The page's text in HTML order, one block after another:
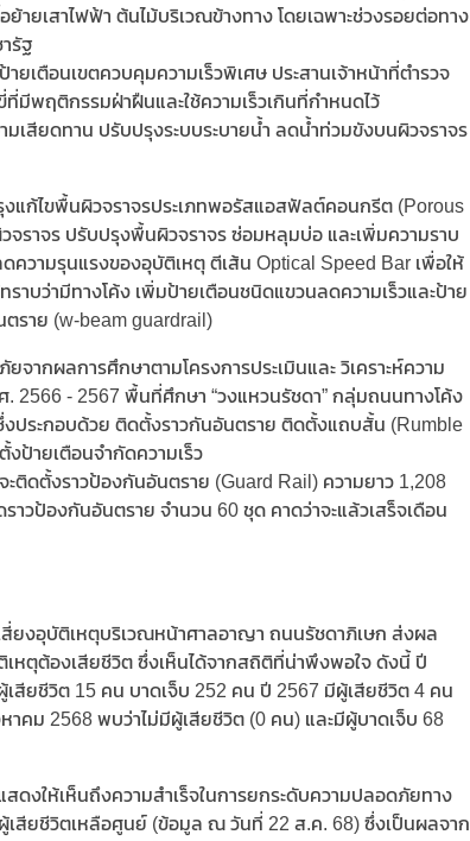
ายเสาไฟฟ้า ต้นไม้บริเวณข้างทาง โดยเฉพาะช่วงรอยต่อทาง
รัฐ
ยเตือนเขตควบคุมความเร็วพิเศษ ประสานเจ้าหน้าที่ตำรวจ
มีพฤติกรรมฝ่าฝืนและใช้ความเร็วเกินที่กำหนดไว้
เสียดทาน ปรับปรุงระบบระบายน้ำ ลดน้ำท่วมขังบนผิวจราจร
แก้ไขพื้นผิวจราจรประเภทพอรัสแอสฟัลต์คอนกรีต (Porous
จราจร ปรับปรุงพื้นผิวจราจร ซ่อมหลุมบ่อ และเพิ่มความราบ
วามรุนแรงของอุบัติเหตุ ตีเส้น Optical Speed Bar เพื่อให้
าบว่ามีทางโค้ง เพิ่มป้ายเตือนชนิดแขวนลดความเร็วและป้าย
ตราย (w-beam guardrail)
ากผลการศึกษาตามโครงการประเมินและ วิเคราะห์ความ
2566 - 2567 พื้นที่ศึกษา “วงแหวนรัชดา” กลุ่มถนนทางโค้ง
ประกอบด้วย ติดตั้งราวกันอันตราย ติดตั้งแถบสั้น (Rumble
งป้ายเตือนจำกัดความเร็ว
ติดตั้งราวป้องกันอันตราย (Guard Rail) ความยาว 1,208
วป้องกันอันตราย จำนวน 60 ชุด คาดว่าจะแล้วเสร็จเดือน
ยงอุบัติเหตุบริเวณหน้าศาลอาญา ถนนรัชดาภิเษก ส่งผล
หตุต้องเสียชีวิต ซึ่งเห็นได้จากสถิติที่น่าพึงพอใจ ดังนี้ ปี
สียชีวิต 15 คน บาดเจ็บ 252 คน ปี 2567 มีผู้เสียชีวิต 4 คน
คม 2568 พบว่าไม่มีผู้เสียชีวิต (0 คน) และมีผู้บาดเจ็บ 68
ดงให้เห็นถึงความสำเร็จในการยกระดับความปลอดภัยทาง
เสียชีวิตเหลือศูนย์ (ข้อมูล ณ วันที่ 22 ส.ค. 68) ซึ่งเป็นผลจาก